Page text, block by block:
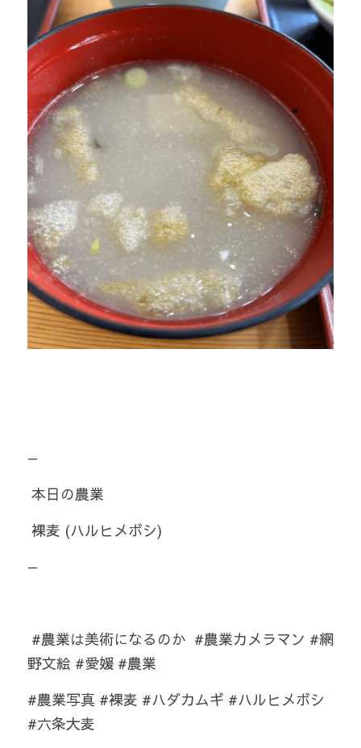
—
本日の農業
裸麦 (ハルヒメボシ)
—
野文絵 #愛媛 #農業
#農業写真 #裸麦 #ハダカムギ #ハルヒメボシ
#六条大麦